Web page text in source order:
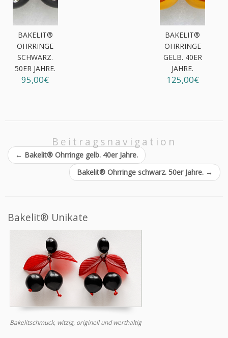
BAKELIT®
OHRRINGE
SCHWARZ.
50ER JAHRE.
95,00€
BAKELIT®
OHRRINGE
GELB. 40ER
JAHRE.
125,00€
Beitragsnavigation
← Bakelit® Ohrringe gelb. 40er Jahre.
Bakelit® Ohrringe schwarz. 50er Jahre. →
Bakelit® Unikate
Bakelitschmuck, witzig, originell und werthaltig